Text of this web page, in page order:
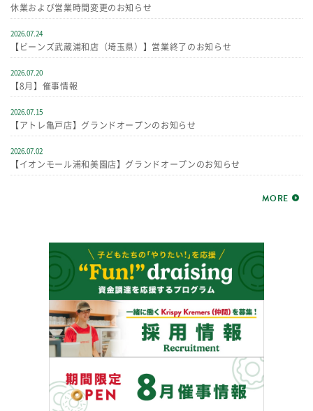
休業および営業時間変更のお知らせ
2026.07.24
【ビーンズ武蔵浦和店（埼玉県）】営業終了のお知らせ
2026.07.20
【8月】催事情報
2026.07.15
【アトレ亀戸店】グランドオープンのお知らせ
2026.07.02
【イオンモール浦和美園店】グランドオープンのお知らせ
MORE